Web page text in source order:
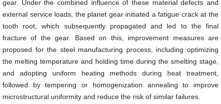
gear. Under the combined influence of these material defects and
external service loads, the planet gear initiated a fatigue crack at the
tooth root, which subsequently propagated and led to the final
fracture of the gear. Based on this, improvement measures are
proposed for the steel manufacturing process, including optimizing
the melting temperature and holding time during the smelting stage,
and adopting uniform heating methods during heat treatment,
followed by tempering or homogenization annealing to improve
microstructural uniformity and reduce the risk of similar failures.